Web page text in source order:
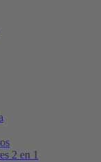
2 en 1